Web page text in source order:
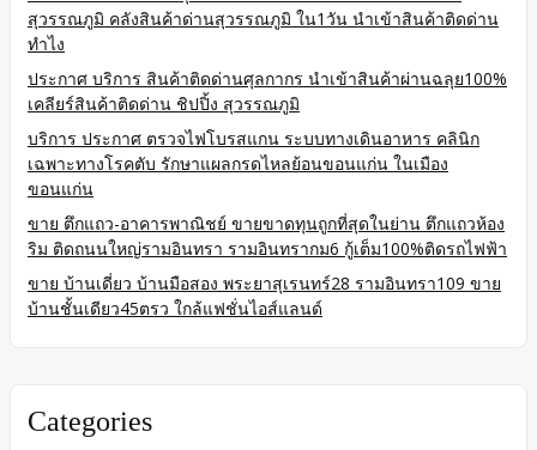
สุวรรณภูมิ คลังสินค้าด่านสุวรรณภูมิ ใน1วัน นำเข้าสินค้าติดด่าน
ทำไง
ประกาศ บริการ สินค้าติดด่านศุลกากร นำเข้าสินค้าผ่านฉลุย100%
เคลียร์สินค้าติดด่าน ชิปปิ้ง สุวรรณภูมิ
บริการ ประกาศ ตรวจไฟโบรสแกน ระบบทางเดินอาหาร คลินิก
เฉพาะทางโรคตับ รักษาแผลกรดไหลย้อนขอนแก่น ในเมือง
ขอนแก่น
ขาย ตึกแถว-อาคารพาณิชย์ ขายขาดทุนถูกที่สุดในย่าน ตึกแถวห้อง
ริม ติดถนนใหญ่รามอินทรา รามอินทรากม6 กู้เต็ม100%ติดรถไฟฟ้า
ขาย บ้านเดี่ยว บ้านมือสอง พระยาสุเรนทร์28 รามอินทรา109 ขาย
บ้านชั้นเดียว45ตรว ใกล้แฟชั่นไอส์แลนด์
Categories